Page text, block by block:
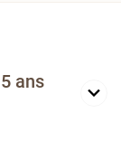
ans